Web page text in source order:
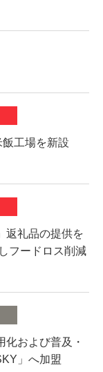
飯工場を新設
返礼品の提供を
フードロス削減
および普及・
」へ加盟